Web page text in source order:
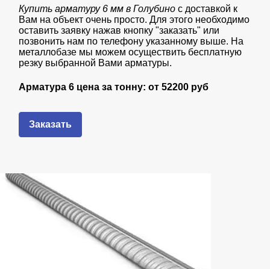
Купить арматуру 6 мм в Голубинос доставкой к
Вам на объект очень просто. Для этого необходимо
оставить заявку нажав кнопку "заказать" или
позвонить нам по телефону указанному выше. На
металлобазе мы можем осуществить бесплатную
резку выбранной Вами арматуры.
Арматура 6 цена за тонну: от52200 руб
Заказать